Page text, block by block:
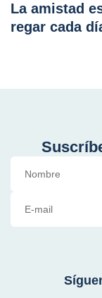
La amistad
regar cada